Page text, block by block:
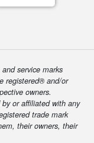
service marks
registered® and/or
owners.
or affiliated with any
trade mark
their owners, their